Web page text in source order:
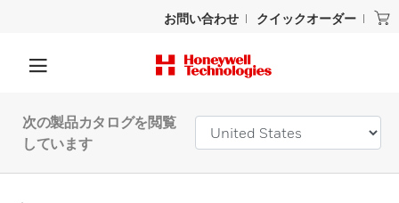
お問い合わせ クイックオーダー
次の製品カタログを閲覧
しています